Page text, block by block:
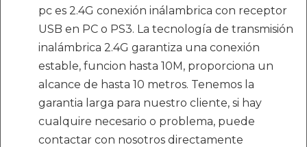
pc es 2.4G conexión inálambrica con receptor
USB en PC o PS3. La tecnología de transmisión
inalámbrica 2.4G garantiza una conexión
estable, funcion hasta 10M, proporciona un
alcance de hasta 10 metros. Tenemos la
garantia larga para nuestro cliente, si hay
cualquire necesario o problema, puede
contactar con nosotros directamente